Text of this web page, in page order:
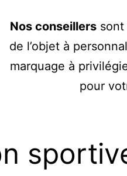
Nos conseillers
de l’objet à
marquage à
pour